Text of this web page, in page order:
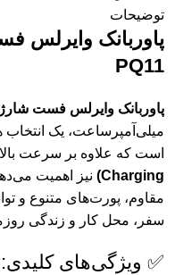
توضیحات
پاوربانک وایرلس
PQ11
پاوربانک وایرلس فست شارژ
میلی‌آمپر‌ساعت، یک انتخاب
است که علاوه بر سرعت
Charging) نیز اهمیت
مقاوم، پورت‌های متنوع و
سفر، محل کار و زندگی
✅ ویژگی‌هایکلیدی: